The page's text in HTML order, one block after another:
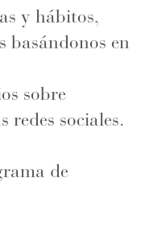
y hábitos,
basándonos en
sobre
redes sociales.
de